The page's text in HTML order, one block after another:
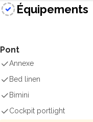
Équipements
Pont
Annexe
Bed linen
Bimini
Cockpit portlight